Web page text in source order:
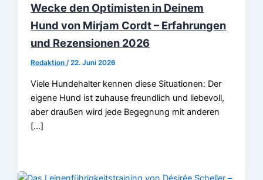
Wecke den Optimisten in Deinem
Hund von Mirjam Cordt – Erfahrungen
und Rezensionen 2026
Redaktion/22. Juni 2026
Viele Hundehalter kennen diese Situationen: Der
eigene Hund ist zuhause freundlich und liebevoll,
aber draußen wird jede Begegnung mit anderen
[…]